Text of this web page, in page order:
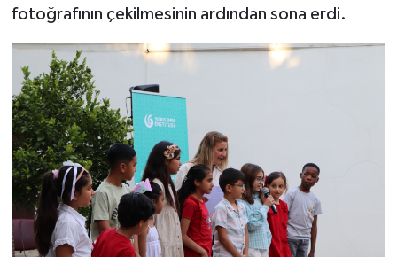
fotoğrafının çekilmesinin ardından sona erdi.